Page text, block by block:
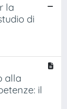
la
di
alla
il